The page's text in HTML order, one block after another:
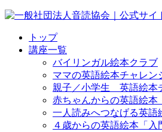
トップ
講座一覧
バイリンガル絵本クラブ
ママの英語絵本チャレン
親子／小学生 英語絵本
赤ちゃんからの英語絵本
一人読みへつなげる英語
４歳からの英語絵本「入